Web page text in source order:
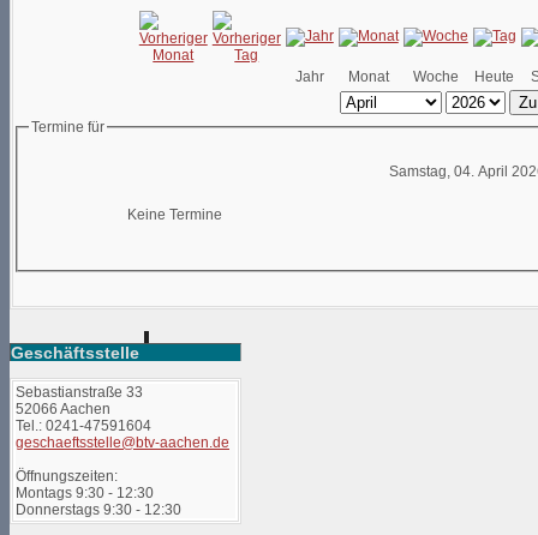
Jahr Monat Woche Heute
Termine für
Samstag, 04. April
Keine Termine
Geschäftsstelle
Sebastianstraße 33
52066 Aachen
Tel.: 0241-47591604
geschaeftsstelle@btv-aachen.de
Öffnungszeiten:
Montags 9:30 - 12:30
Donnerstags 9:30 - 12:30